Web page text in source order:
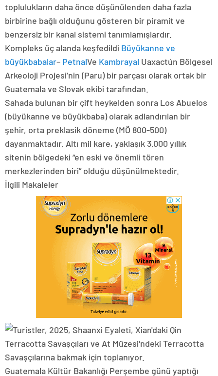
toplulukların daha önce düşünülenden daha fazla
birbirine bağlı olduğunu gösteren bir piramit ve
benzersiz bir kanal sistemi tanımlamışlardır.
Kompleks üç alanda keşfedildi Büyükanne ve
büyükbabalar– PetnalVe Kambrayal Uaxactún Bölgesel
Arkeoloji Projesi’nin (Paru) bir parçası olarak ortak bir
Guatemala ve Slovak ekibi tarafından.
Sahada bulunan bir çift heykelden sonra Los Abuelos
(büyükanne ve büyükbaba) olarak adlandırılan bir
şehir, orta preklasik döneme (MÖ 800-500)
dayanmaktadır. Altı mil kare, yaklaşık 3.000 yıllık
sitenin bölgedeki “en eski ve önemli tören
merkezlerinden biri” olduğu düşünülmektedir.
İlgili Makaleler
Guatemala Kültür Bakanlığı Perşembe günü yaptığı